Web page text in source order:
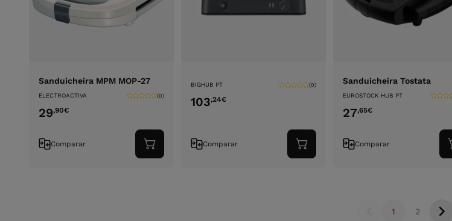
Sanduicheira MPM MOP-27
ELECTROACTIVA (0)
29,90€
Comparar
Adicionar
ao
BIGHUB PT (0)
103,24€
Comparar
Adicionar
ao
Sanduicheira Tostata
EUROSTOCK HUB PT
27,65€
Comparar
1 2